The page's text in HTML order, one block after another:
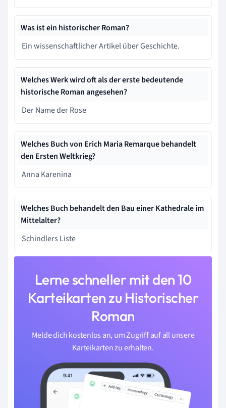
Was ist ein historischer Roman?
Ein wissenschaftlicher Artikel über Geschichte.
Welches Werk wird oft als der erste bedeutende
historische Roman angesehen?
Der Name der Rose
Welches Buch von Erich Maria Remarque behandelt
den Ersten Weltkrieg?
Anna Karenina
Welches Buch behandelt den Bau einer Kathedrale im
Mittelalter?
Schindlers Liste
Lerne schneller mit den 10
Karteikarten zu Historischer
Roman
Melde dich kostenlos an, um Zugriff auf all unsere
Karteikarten zu erhalten.